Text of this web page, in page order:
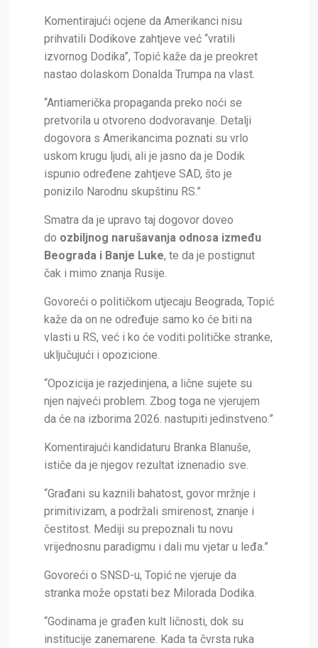
Komentirajući ocjene da Amerikanci nisu
prihvatili Dodikove zahtjeve već “vratili
izvornog Dodika”, Topić kaže da je preokret
nastao dolaskom Donalda Trumpa na vlast.
“Antiamerička propaganda preko noći se
pretvorila u otvoreno dodvoravanje. Detalji
dogovora s Amerikancima poznati su vrlo
uskom krugu ljudi, ali je jasno da je Dodik
ispunio određene zahtjeve SAD, što je
ponizilo Narodnu skupštinu RS.”
Smatra da je upravo taj dogovor doveo
do ozbiljnog narušavanja odnosa između
Beograda i Banje Luke, te da je postignut
čak i mimo znanja Rusije.
Govoreći o političkom utjecaju Beograda, Topić
kaže da on ne određuje samo ko će biti na
vlasti u RS, već i ko će voditi političke stranke,
uključujući i opozicione.
“Opozicija je razjedinjena, a lične sujete su
njen najveći problem. Zbog toga ne vjerujem
da će na izborima 2026. nastupiti jedinstveno.”
Komentirajući kandidaturu Branka Blanuše,
ističe da je njegov rezultat iznenadio sve.
“Građani su kaznili bahatost, govor mržnje i
primitivizam, a podržali smirenost, znanje i
čestitost. Mediji su prepoznali tu novu
vrijednosnu paradigmu i dali mu vjetar u leđa.”
Govoreći o SNSD-u, Topić ne vjeruje da
stranka može opstati bez Milorada Dodika.
“Godinama je građen kult ličnosti, dok su
institucije zanemarene. Kada ta čvrsta ruka